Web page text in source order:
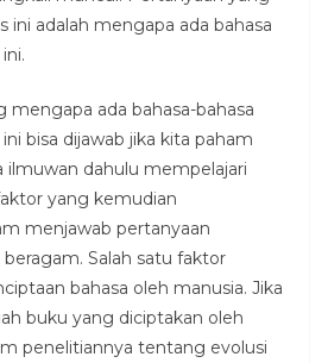
ini adalah mengapa ada bahasa
mengapa ada bahasa-bahasa
bisa dijawab jika kita paham
dahulu mempelajari
yang kemudian
menjawab pertanyaan
Salah satu faktor
bahasa oleh manusia. Jika
buku yang diciptakan oleh
penelitiannya tentang evolusi